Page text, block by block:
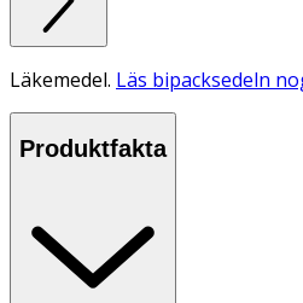
Läkemedel. Läs bipacksedeln
Produktfakta